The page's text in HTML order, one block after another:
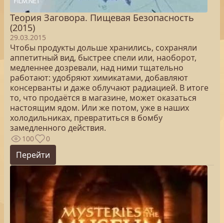
Теория Заговора. Пищевая Безопасность
(2015)
29.03.2015
Чтобы продукты дольше хранились, сохраняли
аппетитный вид, быстрее спели или, наоборот,
медленнее дозревали, над ними тщательно
работают: удобряют химикатами, добавляют
консерванты и даже облучают радиацией. В итоге
то, что продаётся в магазине, может оказаться
настоящим ядом. Или же потом, уже в наших
холодильниках, превратиться в бомбу
замедленного действия.
100 0
Перейти